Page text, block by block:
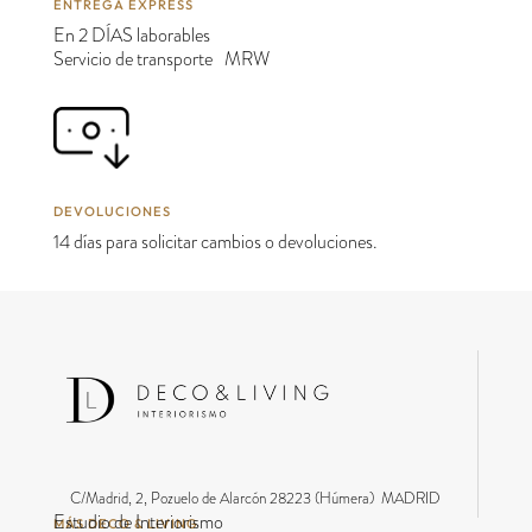
ENTREGA EXPRESS
En 2 DÍAS laborables
Servicio de transporte MRW
DEVOLUCIONES
14 días para solicitar cambios o devoluciones.
C/Madrid, 2, Pozuelo de Alarcón 28223 (Húmera) MADRID
MÁS DECO & LIVING
Estudio de Interiorismo